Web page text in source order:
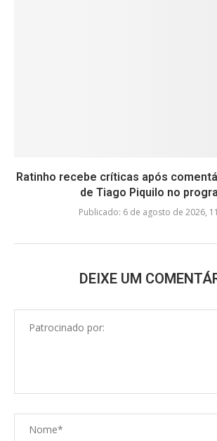
Ratinho recebe críticas após
de Tiago Piquilo no
Publicado: 6 de agosto de 2026,
DEIXE UM